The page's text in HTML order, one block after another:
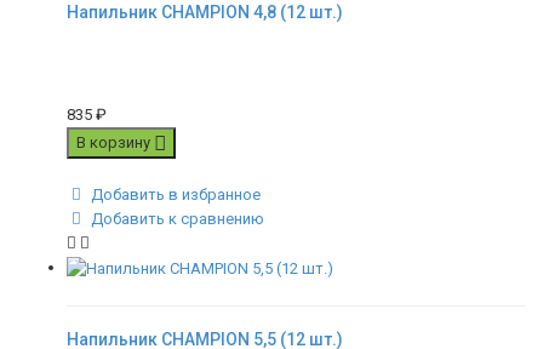
Напильник CHAMPION 4,8 (12 шт.)
835 ₽
В корзину
Добавить в избранное
Добавить к сравнению
Напильник CHAMPION 5,5 (12 шт.)